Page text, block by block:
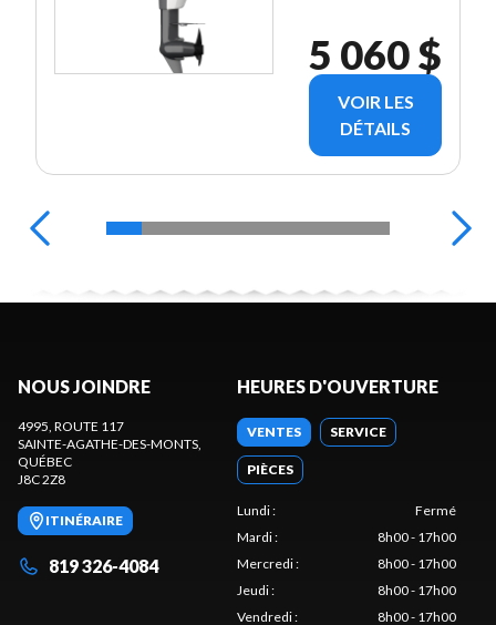
5 060 $
VOIR LES
DÉTAILS
NOUS JOINDRE
4995, ROUTE 117
SAINTE-AGATHE-DES-MONTS
QUÉBEC
J8C 2Z8
ITINÉRAIRE
819 326-4084
HEURES D'OUVERTURE
VENTES SERVICE
PIÈCES
Lundi:
Fermé
Mardi:
8h00 - 17h00
Mercredi:
8h00 - 17h00
Jeudi:
8h00 - 17h00
Vendredi: 8h00 - 17h00